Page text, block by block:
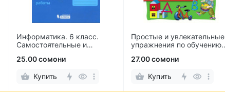
Информатика. 6 класс.
Самостоятельные и
25.00 сомони
Купить
Простые и увлекательные
упражнения по обучению
27.00 сомони
Купить